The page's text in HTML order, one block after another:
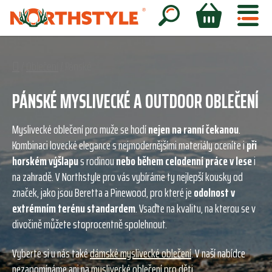
Přejít
obsah
Hledat
NÁKUPNÍ
PÁNSKÉ MYSLIVECKÉ A OUTDOOR OBLEČENÍ
Myslivecké oblečení pro muže se hodínejen na ranní čekanou.
Kombinaci lovecké elegance s nejmodernějšími materiály oceníte ipři
horském výšlapus rodinounebo během celodenní práce v lesei
na zahradě. V Northstyle pro vás vybíráme ty nejlepší kousky od
značek, jako jsou Beretta a Pinewood, pro které jeodolnost v
extrémním terénu standardem. Vsaďte na kvalitu, na kterou se v
divočině můžete stoprocentně spolehnout.
Vyberte si u nás takédámské myslivecké oblečení. V naší nabídce